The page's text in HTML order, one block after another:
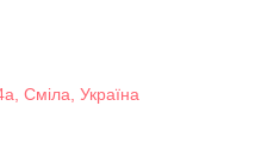
Сміла, Україна